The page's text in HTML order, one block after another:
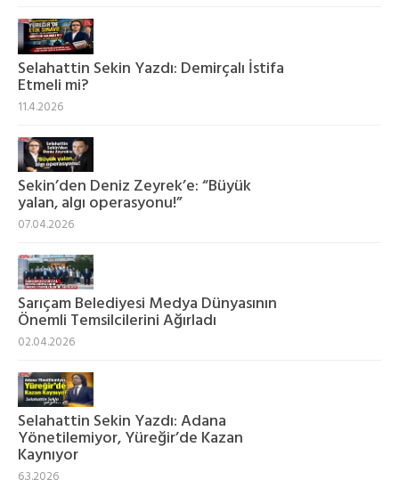
Selahattin Sekin Yazdı: Demirçalı İstifa
Etmeli mi?
11.4.2026
Sekin’den Deniz Zeyrek’e: “Büyük
yalan, algı operasyonu!”
07.04.2026
Sarıçam Belediyesi Medya Dünyasının
Önemli Temsilcilerini Ağırladı
02.04.2026
Selahattin Sekin Yazdı: Adana
Yönetilemiyor, Yüreğir’de Kazan
Kaynıyor
6.3.2026